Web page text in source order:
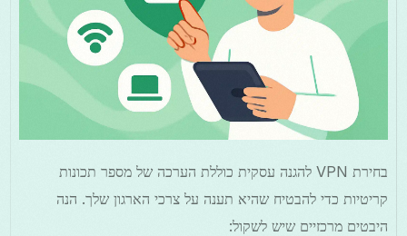
בחירת VPN להגנה עסקית כוללת הערכה של מספר תכונות
קריטיות כדי להבטיח שהיא תענה על צרכי הארגון שלך. הנה
היבטים מרכזיים שיש לשקול: